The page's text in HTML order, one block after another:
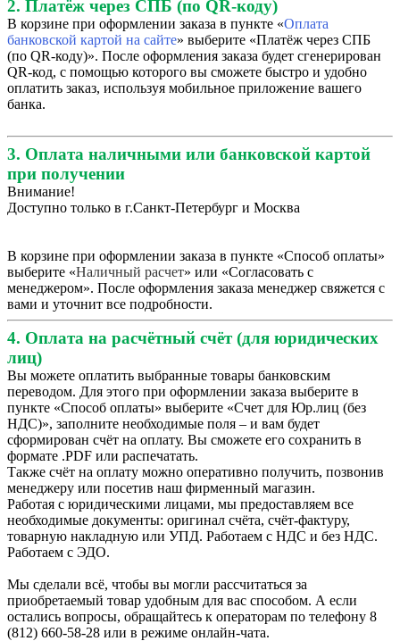
2. Платёж через СПБ (по QR-коду)
В корзине при оформлении заказа в пункте «Оплата
банковской картой на сайте» выберите «Платёж через СПБ
(по QR-коду)». После оформления заказа будет сгенерирован
QR-код, с помощью которого вы сможете быстро и удобно
оплатить заказ, используя мобильное приложение вашего
банка.
3. Оплата наличными или банковской картой
при получении
Внимание!
Доступно только в г.Санкт-Петербург и Москва
В корзине при оформлении заказа в пункте «Способ оплаты»
выберите «Наличный расчет» или «Согласовать с
менеджером». После оформления заказа менеджер свяжется с
вами и уточнит все подробности.
4. Оплата на расчётный счёт (для юридических
лиц)
Вы можете оплатить выбранные товары банковским
переводом. Для этого при оформлении заказа выберите в
пункте «Способ оплаты» выберите «Счет для Юр.лиц (без
НДС)», заполните необходимые поля – и вам будет
сформирован счёт на оплату. Вы сможете его сохранить в
формате .PDF или распечатать.
Также счёт на оплату можно оперативно получить, позвонив
менеджеру или посетив наш фирменный магазин.
Работая с юридическими лицами, мы предоставляем все
необходимые документы: оригинал счёта, счёт-фактуру,
товарную накладную или УПД. Работаем с НДС и без НДС.
Работаем с ЭДО.
Мы сделали всё, чтобы вы могли рассчитаться за
приобретаемый товар удобным для вас способом. А если
остались вопросы, обращайтесь к операторам по телефону 8
(812) 660-58-28 или в режиме онлайн-чата.